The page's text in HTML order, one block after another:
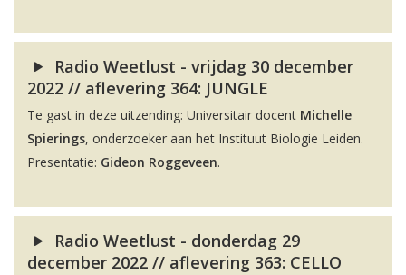
Radio Weetlust - vrijdag 30 december
2022 // aflevering 364: JUNGLE
Te gast in deze uitzending: Universitair docent Michelle
Spierings, onderzoeker aan het Instituut Biologie Leiden.
Presentatie: Gideon Roggeveen.
Radio Weetlust - donderdag 29
december 2022 // aflevering 363: CELLO